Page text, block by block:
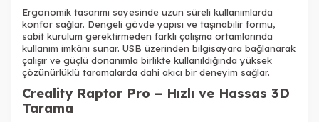
Ergonomik tasarımı sayesinde uzun süreli kullanımlarda
konfor sağlar. Dengeli gövde yapısı ve taşınabilir formu,
sabit kurulum gerektirmeden farklı çalışma ortamlarında
kullanım imkânı sunar. USB üzerinden bilgisayara bağlanarak
çalışır ve güçlü donanımla birlikte kullanıldığında yüksek
çözünürlüklü taramalarda dahi akıcı bir deneyim sağlar.
Creality Raptor Pro – Hızlı ve Hassas 3D
Tarama